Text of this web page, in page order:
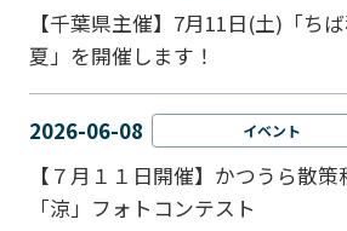
【千葉県主催】7月11日(土)「ち
夏」を開催します！
2026-06-08 イベント
【７月１１日開催】かつうら散
「涼」フォトコンテスト